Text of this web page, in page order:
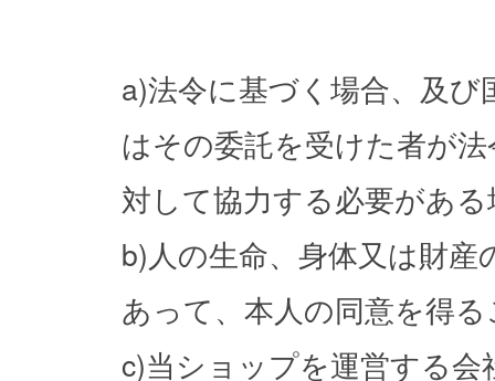
a)法令に基づく場合、及
はその委託を受けた者が
対して協力する必要があ
b)人の生命、身体又は財
あって、本人の同意を得
c)当ショップを運営する